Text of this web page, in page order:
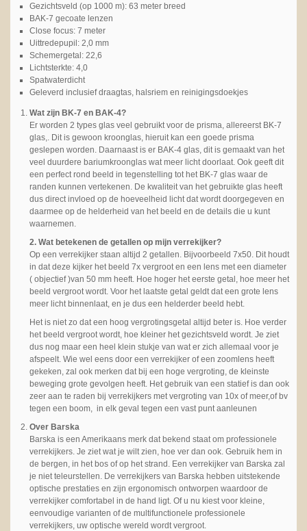
Gezichtsveld (op 1000 m): 63 meter breed
BAK-7 gecoate lenzen
Close focus: 7 meter
Uittredepupil: 2,0 mm
Schemergetal: 22,6
Lichtsterkte: 4,0
Spatwaterdicht
Geleverd inclusief draagtas, halsriem en reinigingsdoekjes
Wat zijn BK-7 en BAK-4?
Er worden 2 types glas veel gebruikt voor de prisma, allereerst BK-7
glas,. Dit is gewoon kroonglas, hieruit kan een goede prisma
geslepen worden. Daarnaast is er BAK-4 glas, dit is gemaakt van het
veel duurdere bariumkroonglas wat meer licht doorlaat. Ook geeft dit
een perfect rond beeld in tegenstelling tot het BK-7 glas waar de
randen kunnen vertekenen. De kwaliteit van het gebruikte glas heeft
dus direct invloed op de hoeveelheid licht dat wordt doorgegeven en
daarmee op de helderheid van het beeld en de details die u kunt
waarnemen.
2. Wat betekenen de getallen op mijn verrekijker?
Op een verrekijker staan altijd 2 getallen. Bijvoorbeeld 7x50. Dit houdt
in dat deze kijker het beeld 7x vergroot en een lens met een diameter
( objectief )van 50 mm heeft. Hoe hoger het eerste getal, hoe meer het
beeld vergroot wordt. Voor het laatste getal geldt dat een grote lens
meer licht binnenlaat, en je dus een helderder beeld hebt.
Het is niet zo dat een hoog vergrotingsgetal altijd beter is. Hoe verder
het beeld vergroot wordt, hoe kleiner het gezichtsveld wordt. Je ziet
dus nog maar een heel klein stukje van wat er zich allemaal voor je
afspeelt. Wie wel eens door een verrekijker of een zoomlens heeft
gekeken, zal ook merken dat bij een hoge vergroting, de kleinste
beweging grote gevolgen heeft. Het gebruik van een statief is dan ook
zeer aan te raden bij verrekijkers met vergroting van 10x of meer,of bv
tegen een boom, in elk geval tegen een vast punt aanleunen
Over Barska
Barska is een Amerikaans merk dat bekend staat om professionele
verrekijkers. Je ziet wat je wilt zien, hoe ver dan ook. Gebruik hem in
de bergen, in het bos of op het strand. Een verrekijker van Barska zal
je niet teleurstellen. De verrekijkers van Barska hebben uitstekende
optische prestaties en zijn ergonomisch ontworpen waardoor de
verrekijker comfortabel in de hand ligt. Of u nu kiest voor kleine,
eenvoudige varianten of de multifunctionele professionele
verrekijkers, uw optische wereld wordt vergroot.